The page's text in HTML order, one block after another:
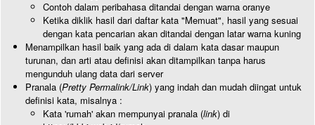
Contoh dalam peribahasa ditandai dengan warna oranye
Ketika diklik hasil dari daftar kata "Memuat", hasil yang sesuai
dengan kata pencarian akan ditandai dengan latar warna kuning
Menampilkan hasil baik yang ada di dalam kata dasar maupun
turunan, dan arti atau definisi akan ditampilkan tanpa harus
mengunduh ulang data dari server
Pranala (Pretty Permalink/Link) yang indah dan mudah diingat untuk
definisi kata, misalnya :
Kata 'rumah' akan mempunyai pranala (link) di